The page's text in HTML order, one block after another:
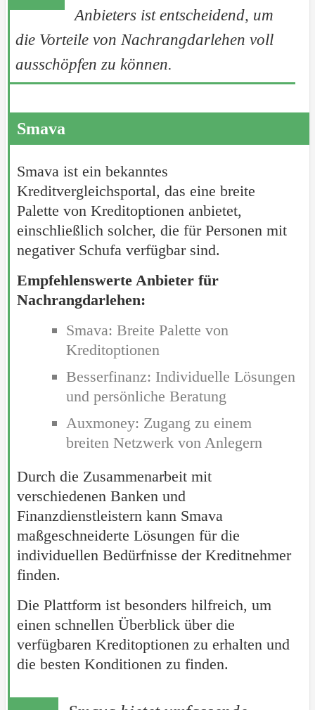
Anbieters ist entscheidend, um
die Vorteile von Nachrangdarlehen voll
ausschöpfen zu können.
Smava
Smava ist ein bekanntes
Kreditvergleichsportal, das eine breite
Palette von Kreditoptionen anbietet,
einschließlich solcher, die für Personen mit
negativer Schufa verfügbar sind.
Empfehlenswerte Anbieter für
Nachrangdarlehen:
Smava: Breite Palette von
Kreditoptionen
Besserfinanz: Individuelle Lösungen
und persönliche Beratung
Auxmoney: Zugang zu einem
breiten Netzwerk von Anlegern
Durch die Zusammenarbeit mit
verschiedenen Banken und
Finanzdienstleistern kann Smava
maßgeschneiderte Lösungen für die
individuellen Bedürfnisse der Kreditnehmer
finden.
Die Plattform ist besonders hilfreich, um
einen schnellen Überblick über die
verfügbaren Kreditoptionen zu erhalten und
die besten Konditionen zu finden.